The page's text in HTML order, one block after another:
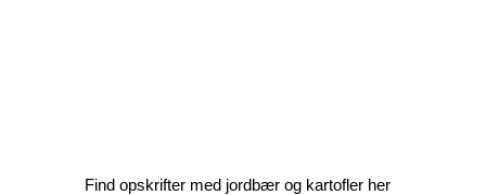
Find opskrifter med jordbær og kartofler her